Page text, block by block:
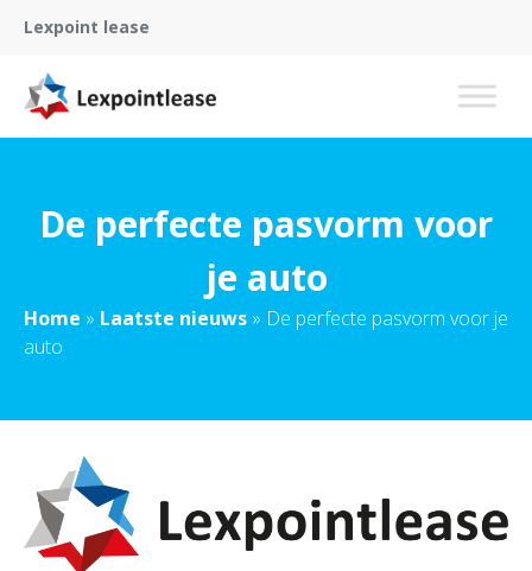
Lexpoint lease
De perfecte pasvorm voor
je auto
Home » Laatste nieuws » De perfecte pasvorm voor je
auto